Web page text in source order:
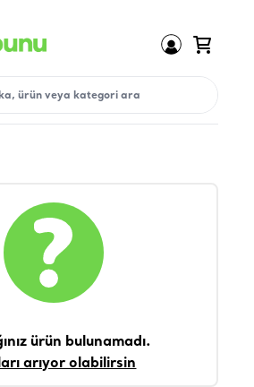
ürün bulunamadı.
arıyor olabilirsin